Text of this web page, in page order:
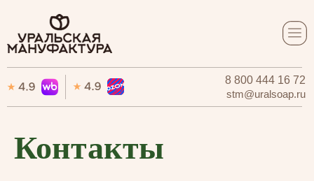
8 800 444 16 72
stm@uralsoap.ru
8 800 444 16 72
stm@uralsoap.ru
Контакты